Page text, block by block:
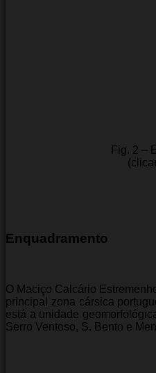
Fig. 2 –
Enquadramento
O Maciço Calcário
principal zona cársica
está a unidade
Serro Ventoso, S. Bento e